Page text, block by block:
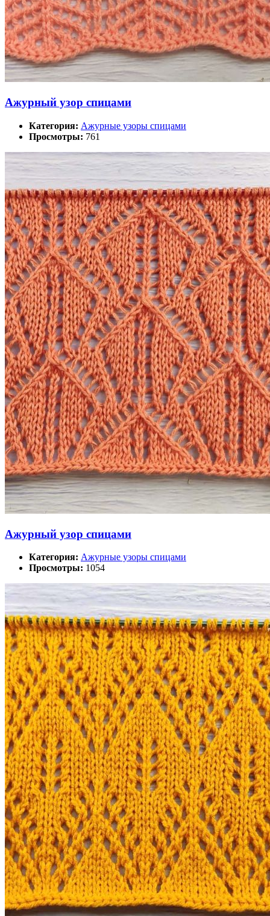
Ажурный узор спицами
Категория: Ажурные узоры спицами
Просмотры: 761
Ажурный узор спицами
Категория: Ажурные узоры спицами
Просмотры: 1054